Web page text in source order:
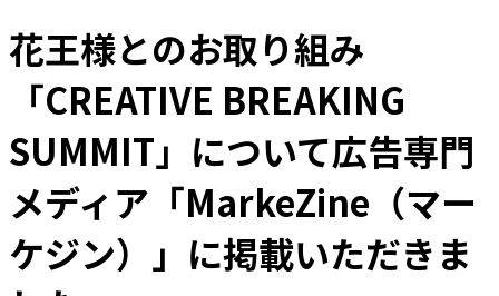
花王様とのお取り組み
「CREATIVE BREAKING
SUMMIT」について広告専門
メディア「MarkeZine（マー
ケジン）」に掲載いただきま